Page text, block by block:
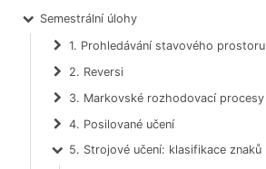
Semestrální úlohy
1. Prohledávání stavového prostoru
2. Reversi
3. Markovské rozhodovací procesy
4. Posilované učení
5. Strojové učení: klasifikace znaků